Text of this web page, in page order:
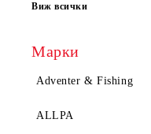
Виж всички
Марки
Adventer & Fishing
ALLPA